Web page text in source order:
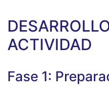
ACTIVIDAD
Fase 1: